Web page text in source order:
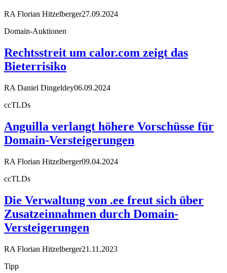
RA Florian Hitzelberger27.09.2024
Domain-Auktionen
Rechtsstreit um calor.com zeigt das
Bieterrisiko
RA Daniel Dingeldey06.09.2024
ccTLDs
Anguilla verlangt höhere Vorschüsse für
Domain-Versteigerungen
RA Florian Hitzelberger09.04.2024
ccTLDs
Die Verwaltung von .ee freut sich über
Zusatzeinnahmen durch Domain-
Versteigerungen
RA Florian Hitzelberger21.11.2023
Tipp